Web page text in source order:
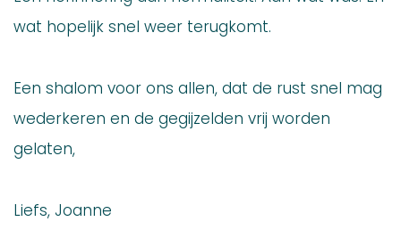
wat hopelijk snel weer terugkomt.
Een shalom voor ons allen, dat de rust snel mag
wederkeren en de gegijzelden vrij worden
gelaten,
Liefs, Joanne